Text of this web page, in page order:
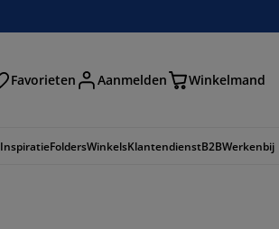
Favorieten Aanmelden Winkelmand
InspiratieFoldersWinkelsKlantendienstB2BWerkenbij